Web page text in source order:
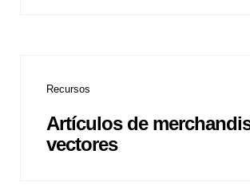
Recursos
Artículos de
vectores